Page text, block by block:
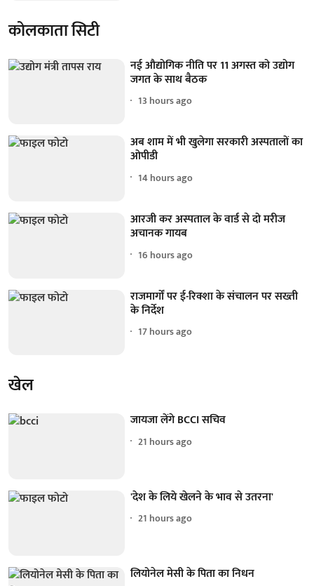
कोलकाता सिटी
नई औद्योगिक नीति पर 11 अगस्त को उद्योग
जगत के साथ बैठक
13 hours ago
अब शाम में भी खुलेगा सरकारी अस्पतालों का
ओपीडी
14 hours ago
आरजी कर अस्पताल के वार्ड से दो मरीज
अचानक गायब
16 hours ago
राजमार्गों पर ई-रिक्शा के संचालन पर सख्ती
के निर्देश
17 hours ago
खेल
जायजा लेंगे BCCI सचिव
21 hours ago
'देश के लिये खेलने के भाव से उतरना'
21 hours ago
लियोनेल मेसी के पिता का निधन